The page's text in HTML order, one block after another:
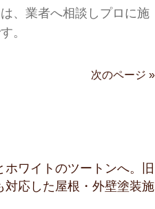
、業者へ相談しプロに施
。
次のページ »
ワイトのツートンへ。旧
対応した屋根・外壁塗装施